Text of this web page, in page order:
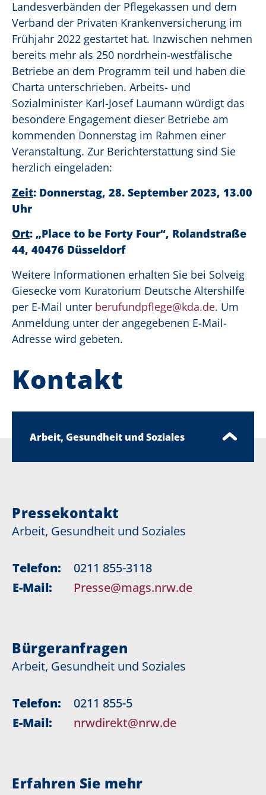
Landesverbänden der Pflegekassen und dem
Verband der Privaten Krankenversicherung im
Frühjahr 2022 gestartet hat. Inzwischen nehmen
bereits mehr als 250 nordrhein-westfälische
Betriebe an dem Programm teil und haben die
Charta unterschrieben. Arbeits- und
Sozialminister Karl-Josef Laumann würdigt das
besondere Engagement dieser Betriebe am
kommenden Donnerstag im Rahmen einer
Veranstaltung. Zur Berichterstattung sind Sie
herzlich eingeladen:
Zeit: Donnerstag, 28. September 2023, 13.00
Uhr
Ort: „Place to be Forty Four“, Rolandstraße
44, 40476 Düsseldorf
Weitere Informationen erhalten Sie bei Solveig
Giesecke vom Kuratorium Deutsche Altershilfe
per E-Mail unter berufundpflege@kda.de. Um
Anmeldung unter der angegebenen E-Mail-
Adresse wird gebeten.
Kontakt
Arbeit, Gesundheit und Soziales
Pressekontakt
Arbeit, Gesundheit und Soziales
Telefon:
0211 855-3118
E-Mail:
Presse@mags.nrw.de
Bürgeranfragen
Arbeit, Gesundheit und Soziales
Telefon:
0211 855-5
E-Mail:
nrwdirekt@nrw.de
Erfahren Sie mehr